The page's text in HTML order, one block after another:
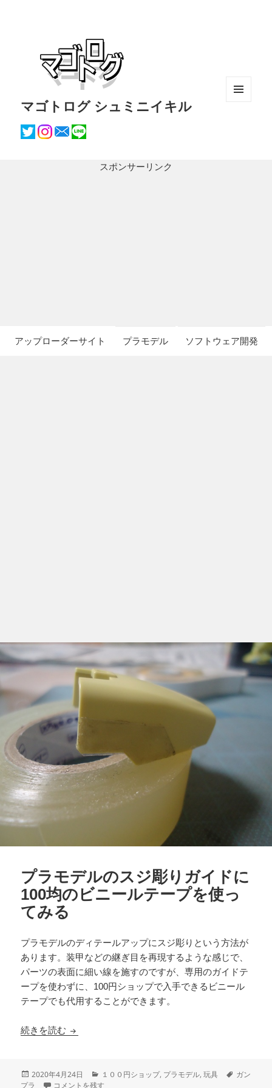
マゴトログ シュミニイキル
スポンサーリンク
アップローダーサイト プラモデル ソフトウェア開発
プラモデルのスジ彫りガイドに
100均のビニールテープを使っ
てみる
プラモデルのディテールアップにスジ彫りという方法が
あります。装甲などの継ぎ目を再現するような感じで、
パーツの表面に細い線を施すのですが、専用のガイドテ
ープを使わずに、100円ショップで入手できるビニール
テープでも代用することができます。
続きを読む プラモデルのスジ彫りガイドに100均のビニール
投
稿
2020年4月24日
カ
テ
１００円ショップ, プラモデル,玩具
タ
ガン
プラ
プラモデルのスジ彫りガイドに100均のビニールテープを使ってみ
コメントを残す